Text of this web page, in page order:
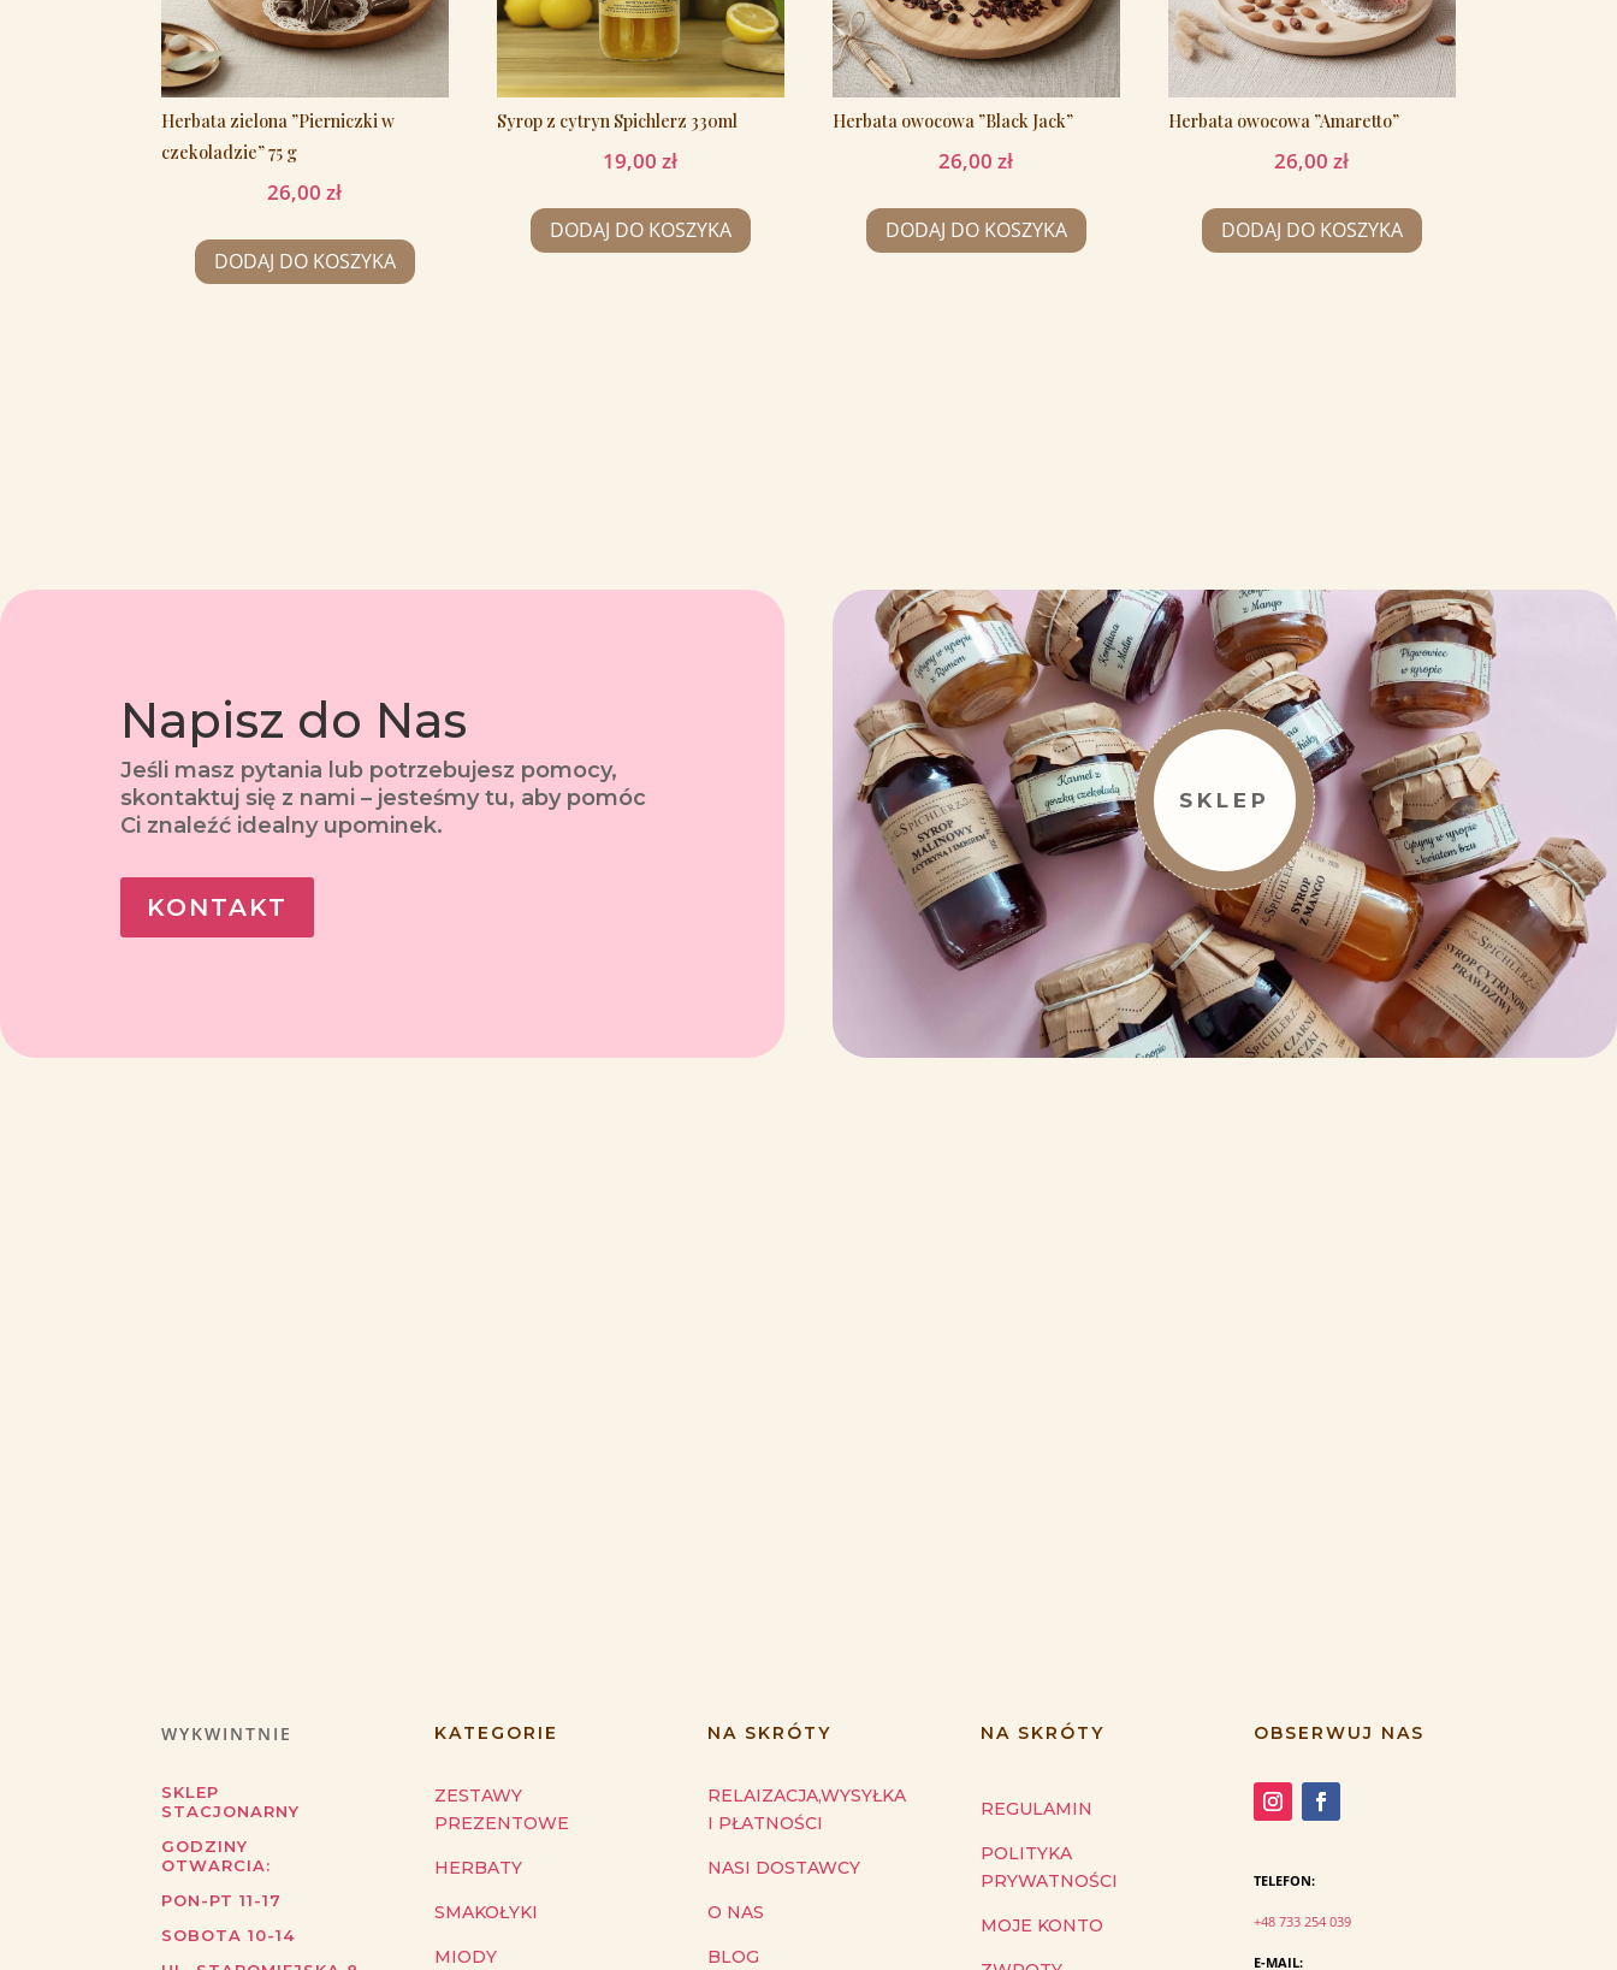
Herbata zielona ”Pierniczki w
czekoladzie” 75 g
26,00zł
DODAJ DO KOSZYKA
Syrop z cytryn Spichlerz 330ml
19,00zł
DODAJ DO KOSZYKA
Herbata owocowa ”Black Jack”
26,00zł
DODAJ DO KOSZYKA
Herbata owocowa ”Amaretto”
26,00zł
DODAJ DO KOSZYKA
Napisz do Nas
Jeśli masz pytania lub potrzebujesz pomocy,
skontaktuj się z nami – jesteśmy tu, aby pomóc
Ci znaleźć idealny upominek.
KONTAKT
SKLEP
WYKWINTNIE
SKLEP
STACJONARNY
GODZINY
OTWARCIA:
PON-PT 11-17
SOBOTA 10-14
KATEGORIE
ZESTAWY
PREZENTOWE
HERBATY
SMAKOŁYKI
MIODY
NA SKRÓTY
RELAIZACJA,WYSYŁKA
I PŁATNOŚCI
NASI DOSTAWCY
O NAS
BLOG
NA SKRÓTY
REGULAMIN
POLITYKA
PRYWATNOŚCI
MOJE KONTO
OBSERWUJ NAS
TELEFON:
+48 733 254 039
E-MAIL: